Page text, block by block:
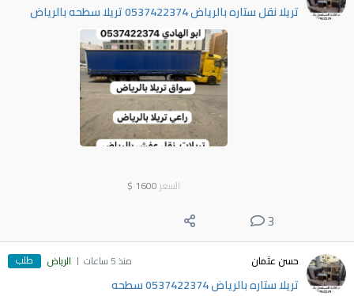
تريلا نقل ستاره بالرياض 0537422374 تريلا سطحه بالرياض
السعر 1600
$
3
حسن عثمان منذ 5 ساعات الرياض طلب
تريلا ستاره بالرياض 0537422374 سطحه